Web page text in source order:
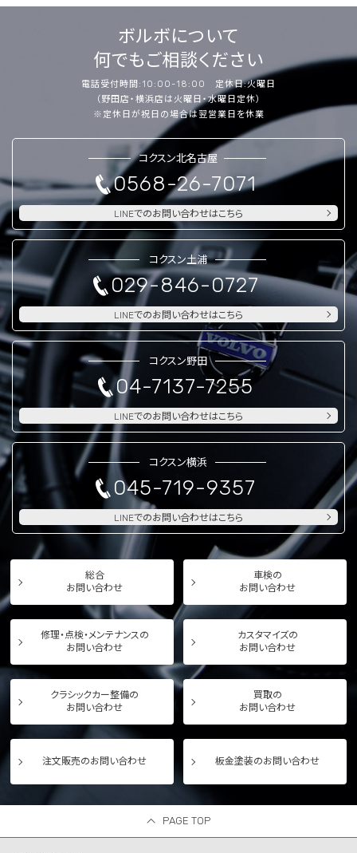
ボルボについて
何でもご相談ください
電話受付時間:10:00-18:00 定休日:火曜日
（野田店・横浜店は火曜日・水曜日定休）
※定休日が祝日の場合は翌営業日を休業
コクスン北名古屋
0568-26-7071
LINEでのお問い合わせはこちら
コクスン土浦
029-846-0727
LINEでのお問い合わせはこちら
コクスン野田
04-7137-7255
LINEでのお問い合わせはこちら
コクスン横浜
045-719-9357
LINEでのお問い合わせはこちら
総合
お問い合わせ
車検の
お問い合わせ
修理・点検・メンテナンスの
お問い合わせ
カスタマイズの
お問い合わせ
クラシックカー整備の
お問い合わせ
買取の
お問い合わせ
注文販売のお問い合わせ 板金塗装のお問い合わせ
PAGE TOP